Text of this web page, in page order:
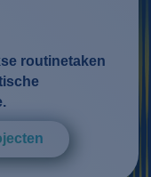
routinetaken